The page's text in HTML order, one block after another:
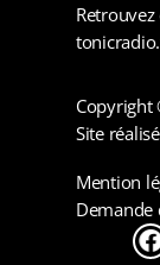
Site
Mention
Demande